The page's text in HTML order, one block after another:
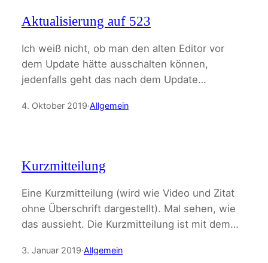
Aktualisierung auf 523
Ich weiß nicht, ob man den alten Editor vor
dem Update hätte ausschalten können,
jedenfalls geht das nach dem Update…
4. Oktober 2019·Allgemein
Kurzmitteilung
Eine Kurzmitteilung (wird wie Video und Zitat
ohne Überschrift dargestellt). Mal sehen, wie
das aussieht. Die Kurzmitteilung ist mit dem…
3. Januar 2019·Allgemein